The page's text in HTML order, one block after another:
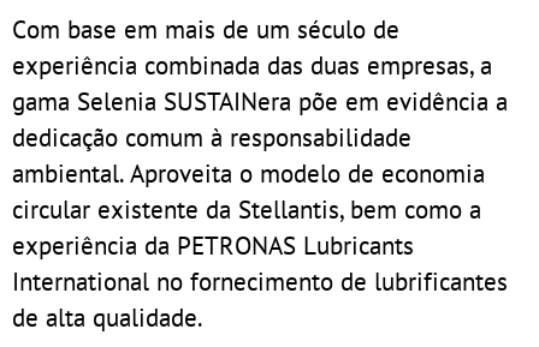
Com base em mais de um século de
experiência combinada das duas empresas, a
gama Selenia SUSTAINera põe em evidência a
dedicação comum à responsabilidade
ambiental. Aproveita o modelo de economia
circular existente da Stellantis, bem como a
experiência da PETRONAS Lubricants
International no fornecimento de lubrificantes
de alta qualidade.